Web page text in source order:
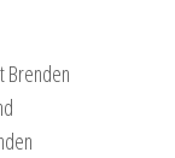
Brenden